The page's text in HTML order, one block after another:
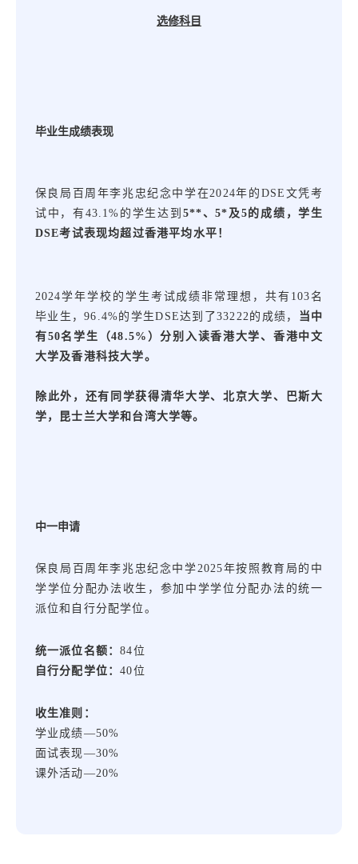
选修科目
毕业生成绩表现
保良局百周年李兆忠纪念中学在2024年的DSE文凭考
试中，有43.1%的学生达到 5**、5*及5的成绩，学生
DSE考试表现均超过香港平均水平！
2024学年学校的学生考试成绩非常理想，共有103名
毕业生，96.4%的学生DSE达到了33222的成绩， 当中
有50名学生（48.5%）分别入读香港大学、香港中文
大学及香港科技大学。
除此外，还有同学获得清华大学、北京大学、
巴斯大
学，昆士兰大学和台湾大学等。
中一申请
保良局百周年李兆忠纪念中学2025年按照教育局的中
学学位分配办法收生，参加中学学位分配办法的统一
派位和自行分配学位。
统一派位名额：84位
自行分配学位：40位
收生准则：
学业成绩—50%
面试表现—30%
课外活动—20%